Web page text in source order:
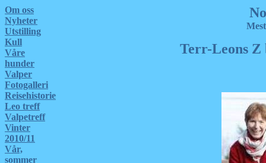
Om oss
Nyheter
Utstilling
Kull
Våre
hunder
Valper
Fotogalleri
Reisehistorie
Leo treff
Valpetreff
Vinter
2010/11
Vår,
sommer
Terr-Leons Z